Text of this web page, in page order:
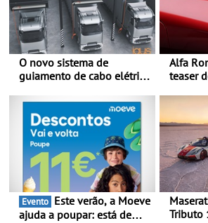
O novo sistema de
guiamento de cabo elétrico
carregamento de camiões e
carros elétricos - O e-tract
DC horizontal traz mais
conforto para os
motoristas, menos
acidentes nas manobras e
máxima proteção contra
furtos
Alfa
teaser de
C -
Evento
ajuda a poupar: está de
Tributo